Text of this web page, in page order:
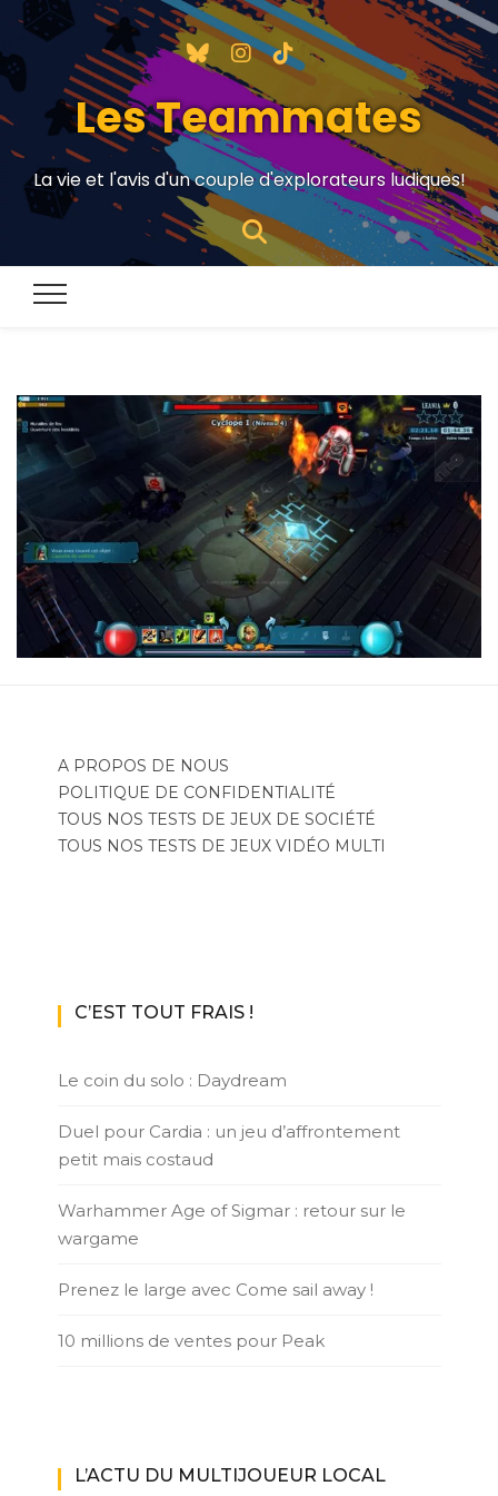
Les Teammates
La vie et l'avis d'un couple d'explorateurs ludiques!
A PROPOS DE NOUS
POLITIQUE DE CONFIDENTIALITÉ
TOUS NOS TESTS DE JEUX DE SOCIÉTÉ
TOUS NOS TESTS DE JEUX VIDÉO MULTI
C’EST TOUT FRAIS !
Le coin du solo : Daydream
Duel pour Cardia : un jeu d’affrontement
petit mais costaud
Warhammer Age of Sigmar : retour sur le
wargame
Prenez le large avec Come sail away !
10 millions de ventes pour Peak
L’ACTU DU MULTIJOUEUR LOCAL